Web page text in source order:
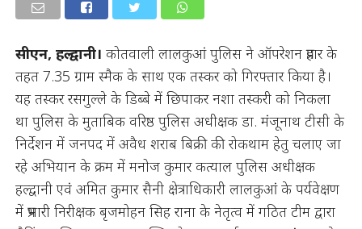
सीएन, हल्द्वानी। कोतवाली लालकुआं पुलिस ने ऑपरेशन प्रहार के
तहत 7.35 ग्राम स्मैक के साथ एक तस्कर को गिरफ्तार किया है।
यह तस्कर रसगुल्ले के डिब्बे में छिपाकर नशा तस्करी को निकला
था पुलिस के मुताबिक वरिष्ठ पुलिस अधीक्षक डा. मंजूनाथ टीसी के
निर्देशन में जनपद में अवैध शराब बिक्री की रोकथाम हेतु चलाए जा
रहे अभियान के क्रम में मनोज कुमार कत्याल पुलिस अधीक्षक
हल्द्वानी एवं अमित कुमार सैनी क्षेत्राधिकारी लालकुआं के पर्यवेक्षण
में प्रभारी निरीक्षक बृजमोहन सिह राना के नेतृत्व में गठित टीम द्वारा